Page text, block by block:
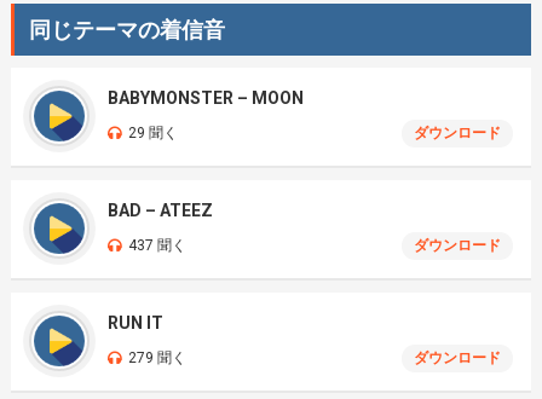
同じテーマの着信音
BABYMONSTER – MOON
29 聞く ダウンロード
BAD – ATEEZ
437 聞く ダウンロード
RUN IT
279 聞く ダウンロード